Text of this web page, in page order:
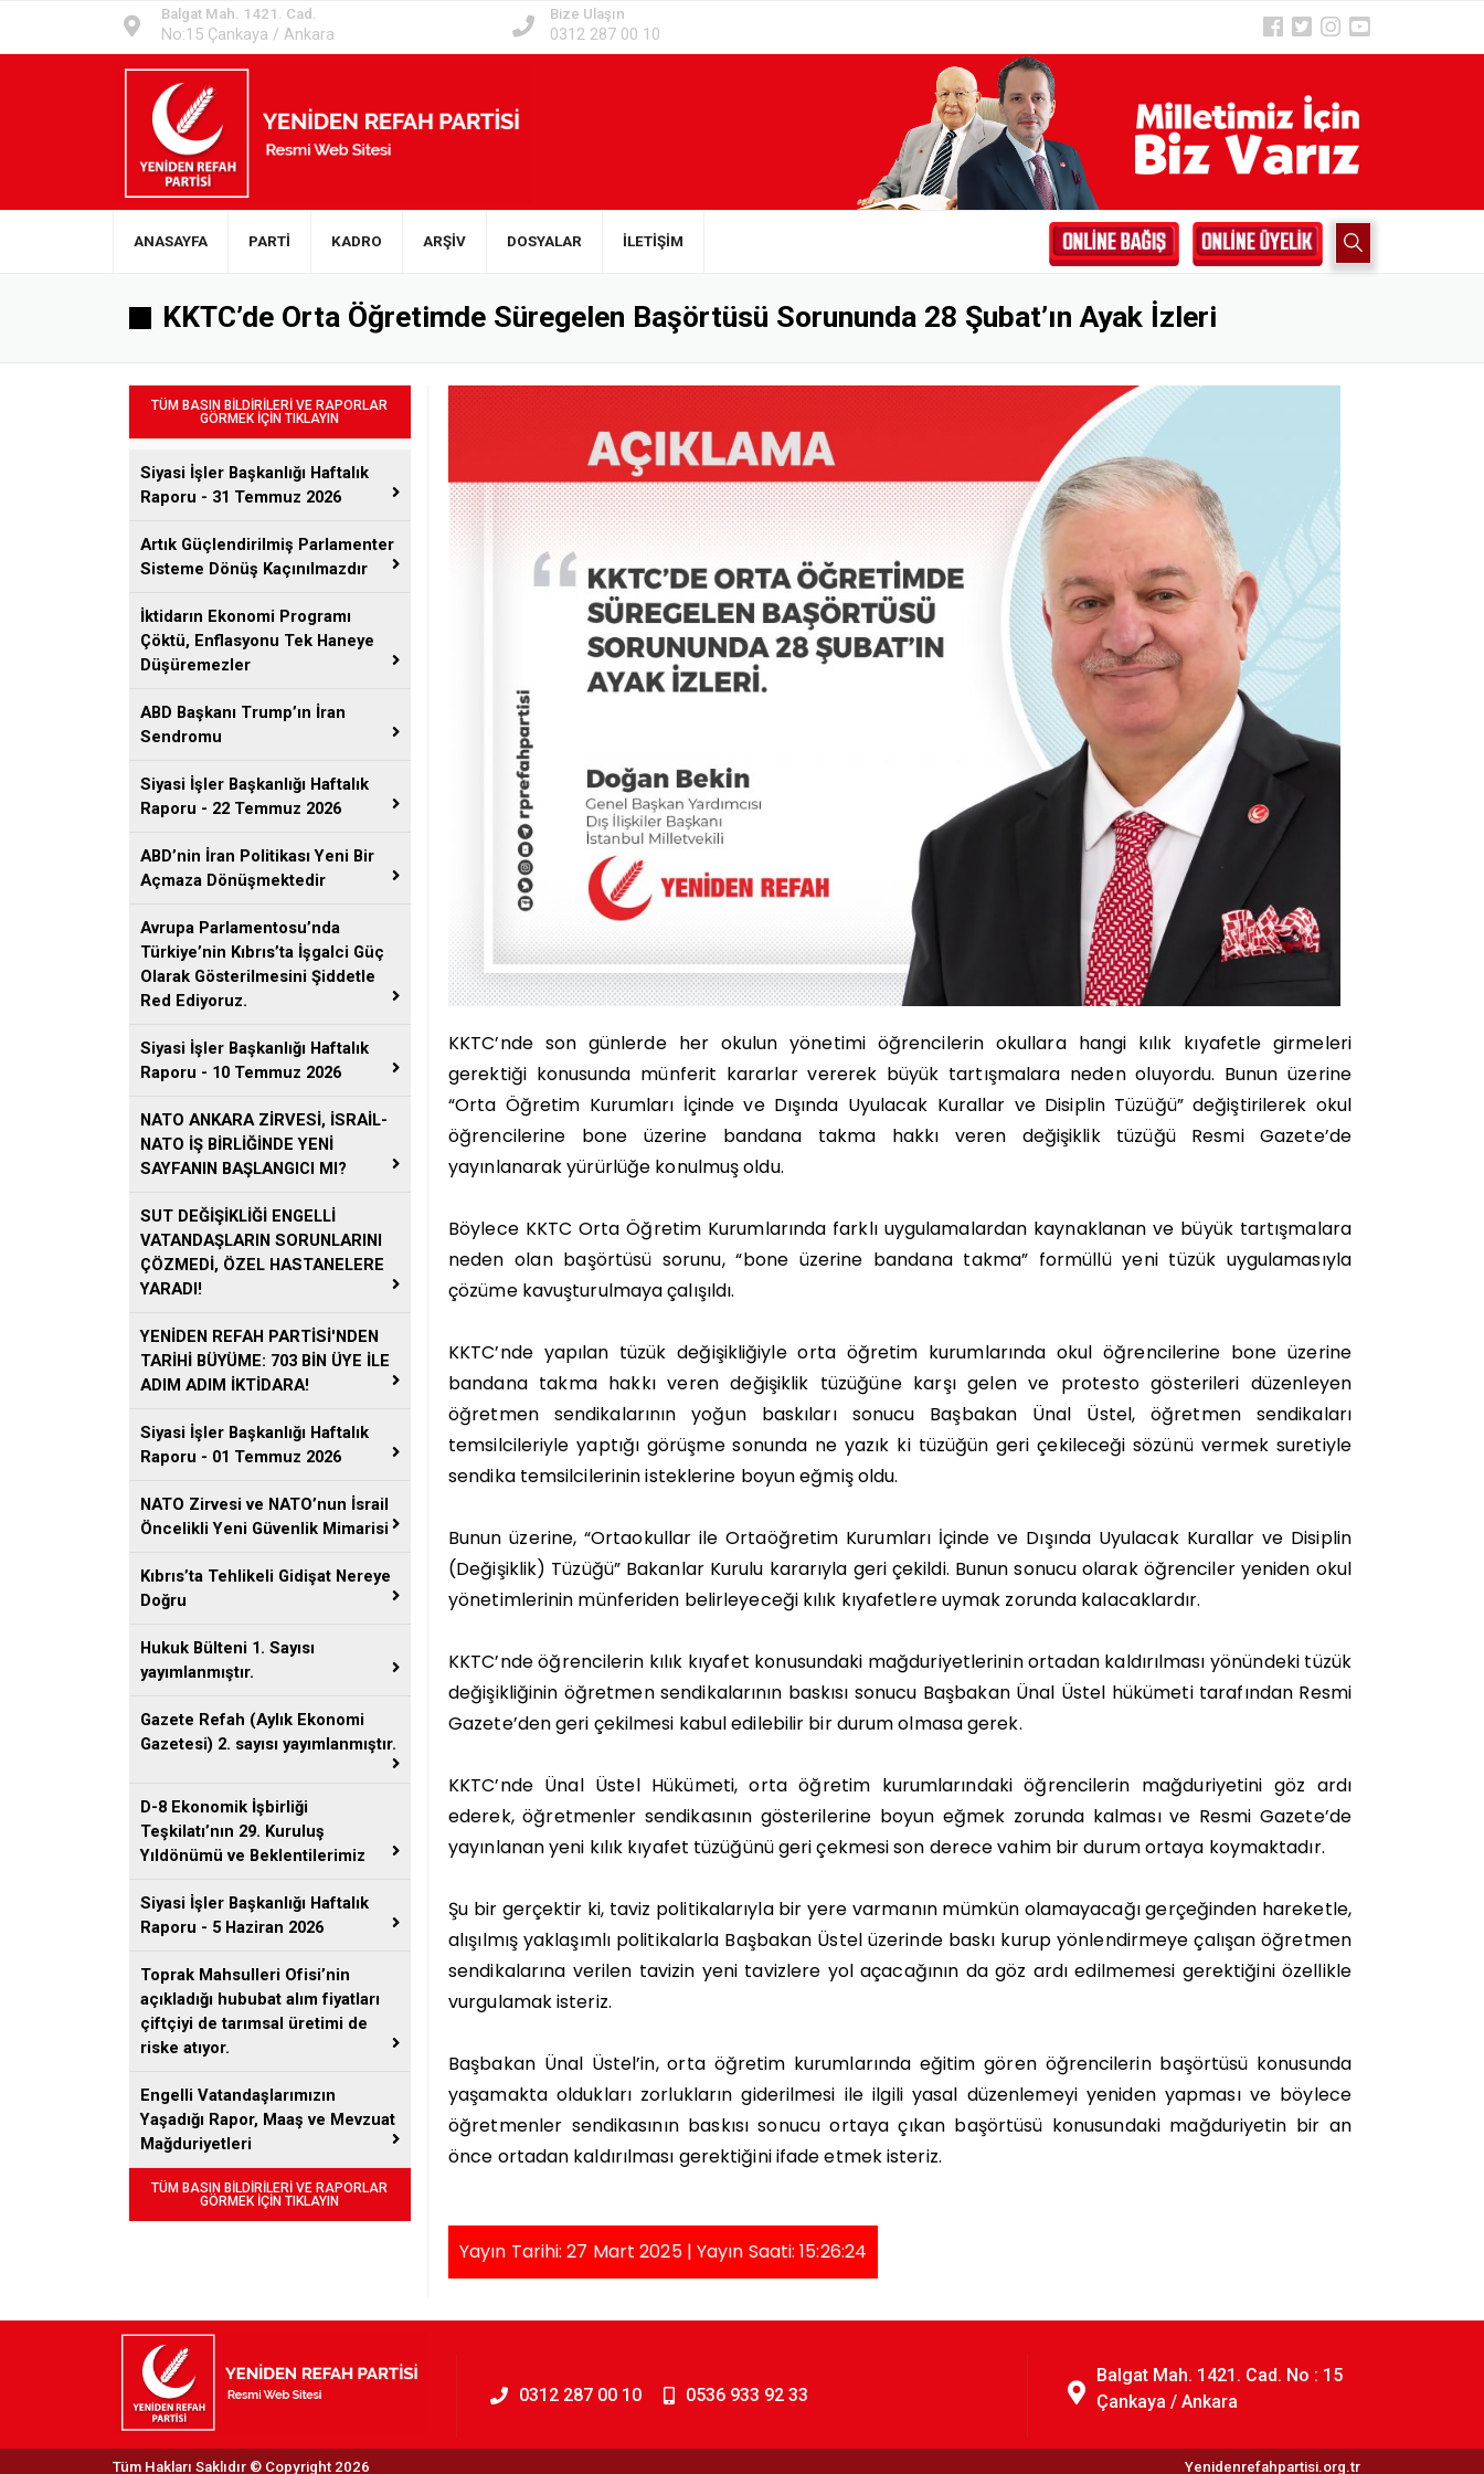
Balgat Mah. 1421. Cad.
No:15 Çankaya / Ankara
Bize Ulaşın
0312 287 00 10
ANASAYFA PARTİ KADRO ARŞİV DOSYALAR İLETİŞİM
KKTC’de Orta Öğretimde Süregelen Başörtüsü Sorununda 28 Şubat’ın Ayak İzleri
TÜM BASIN BİLDİRİLERİ VE RAPORLAR
GÖRMEK İÇİN TIKLAYIN
Siyasi İşler Başkanlığı Haftalık
Raporu - 31 Temmuz 2026
Artık Güçlendirilmiş Parlamenter
Sisteme Dönüş Kaçınılmazdır
İktidarın Ekonomi Programı
Çöktü, Enflasyonu Tek Haneye
Düşüremezler
ABD Başkanı Trump’ın İran
Sendromu
Siyasi İşler Başkanlığı Haftalık
Raporu - 22 Temmuz 2026
ABD’nin İran Politikası Yeni Bir
Açmaza Dönüşmektedir
Avrupa Parlamentosu’nda
Türkiye’nin Kıbrıs’ta İşgalci Güç
Olarak Gösterilmesini Şiddetle
Red Ediyoruz.
Siyasi İşler Başkanlığı Haftalık
Raporu - 10 Temmuz 2026
NATO ANKARA ZİRVESİ, İSRAİL-
NATO İŞ BİRLİĞİNDE YENİ
SAYFANIN BAŞLANGICI MI?
SUT DEĞİŞİKLİĞİ ENGELLİ
VATANDAŞLARIN SORUNLARINI
ÇÖZMEDİ, ÖZEL HASTANELERE
YARADI!
YENİDEN REFAH PARTİSİ'NDEN
TARİHİ BÜYÜME: 703 BİN ÜYE İLE
ADIM ADIM İKTİDARA!
Siyasi İşler Başkanlığı Haftalık
Raporu - 01 Temmuz 2026
NATO Zirvesi ve NATO’nun İsrail
Öncelikli Yeni Güvenlik Mimarisi
Kıbrıs’ta Tehlikeli Gidişat Nereye
Doğru
Hukuk Bülteni 1. Sayısı
yayımlanmıştır.
Gazete Refah (Aylık Ekonomi
Gazetesi) 2. sayısı yayımlanmıştır.
D-8 Ekonomik İşbirliği
Teşkilatı’nın 29. Kuruluş
Yıldönümü ve Beklentilerimiz
Siyasi İşler Başkanlığı Haftalık
Raporu - 5 Haziran 2026
Toprak Mahsulleri Ofisi’nin
açıkladığı hububat alım fiyatları
çiftçiyi de tarımsal üretimi de
riske atıyor.
Engelli Vatandaşlarımızın
Yaşadığı Rapor, Maaş ve Mevzuat
Mağduriyetleri
TÜM BASIN BİLDİRİLERİ VE RAPORLAR
GÖRMEK İÇİN TIKLAYIN
KKTC’nde son günlerde her okulun yönetimi öğrencilerin okullara hangi kılık kıyafetle girmeleri
gerektiği konusunda münferit kararlar vererek büyük tartışmalara neden oluyordu. Bunun üzerine
“Orta Öğretim Kurumları İçinde ve Dışında Uyulacak Kurallar ve Disiplin Tüzüğü” değiştirilerek okul
öğrencilerine bone üzerine bandana takma hakkı veren değişiklik tüzüğü Resmi Gazete’de
yayınlanarak yürürlüğe konulmuş oldu.
Böylece KKTC Orta Öğretim Kurumlarında farklı uygulamalardan kaynaklanan ve büyük tartışmalara
neden olan başörtüsü sorunu, “bone üzerine bandana takma” formüllü yeni tüzük uygulamasıyla
çözüme kavuşturulmaya çalışıldı.
KKTC’nde yapılan tüzük değişikliğiyle orta öğretim kurumlarında okul öğrencilerine bone üzerine
bandana takma hakkı veren değişiklik tüzüğüne karşı gelen ve protesto gösterileri düzenleyen
öğretmen sendikalarının yoğun baskıları sonucu Başbakan Ünal Üstel, öğretmen sendikaları
temsilcileriyle yaptığı görüşme sonunda ne yazık ki tüzüğün geri çekileceği sözünü vermek suretiyle
sendika temsilcilerinin isteklerine boyun eğmiş oldu.
Bunun üzerine, “Ortaokullar ile Ortaöğretim Kurumları İçinde ve Dışında Uyulacak Kurallar ve Disiplin
(Değişiklik) Tüzüğü” Bakanlar Kurulu kararıyla geri çekildi. Bunun sonucu olarak öğrenciler yeniden okul
yönetimlerinin münferiden belirleyeceği kılık kıyafetlere uymak zorunda kalacaklardır.
KKTC’nde öğrencilerin kılık kıyafet konusundaki mağduriyetlerinin ortadan kaldırılması yönündeki tüzük
değişikliğinin öğretmen sendikalarının baskısı sonucu Başbakan Ünal Üstel hükümeti tarafından Resmi
Gazete’den geri çekilmesi kabul edilebilir bir durum olmasa gerek.
KKTC’nde Ünal Üstel Hükümeti, orta öğretim kurumlarındaki öğrencilerin mağduriyetini göz ardı
ederek, öğretmenler sendikasının gösterilerine boyun eğmek zorunda kalması ve Resmi Gazete’de
yayınlanan yeni kılık kıyafet tüzüğünü geri çekmesi son derece vahim bir durum ortaya koymaktadır.
Şu bir gerçektir ki, taviz politikalarıyla bir yere varmanın mümkün olamayacağı gerçeğinden hareketle,
alışılmış yaklaşımlı politikalarla Başbakan Üstel üzerinde baskı kurup yönlendirmeye çalışan öğretmen
sendikalarına verilen tavizin yeni tavizlere yol açacağının da göz ardı edilmemesi gerektiğini özellikle
vurgulamak isteriz.
Başbakan Ünal Üstel’in, orta öğretim kurumlarında eğitim gören öğrencilerin başörtüsü konusunda
yaşamakta oldukları zorlukların giderilmesi ile ilgili yasal düzenlemeyi yeniden yapması ve böylece
öğretmenler sendikasının baskısı sonucu ortaya çıkan başörtüsü konusundaki mağduriyetin bir an
önce ortadan kaldırılması gerektiğini ifade etmek isteriz.
Yayın Tarihi: 27 Mart 2025 | Yayın Saati: 15:26:24
0312 287 00 10 0536 933 92 33
Balgat Mah. 1421. Cad. No : 15
Çankaya / Ankara
Yenidenrefahpartisi.org.tr
Tüm Hakları Saklıdır © Copyright 2026